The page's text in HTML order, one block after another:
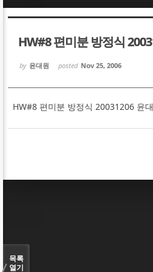
HW#8 편미분 방정식
by 윤대원 posted Nov 25, 2006
HW#8 편미분 방정식 20031206 윤
목록
열기
Sketchbook5, 스
Sketchbook5, 스
Sketchbook5, 스
Sketchbook5, 스